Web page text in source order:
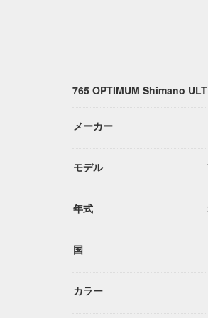
765 OPTIMUM Shimano
メーカー
モデル
年式
国
カラー